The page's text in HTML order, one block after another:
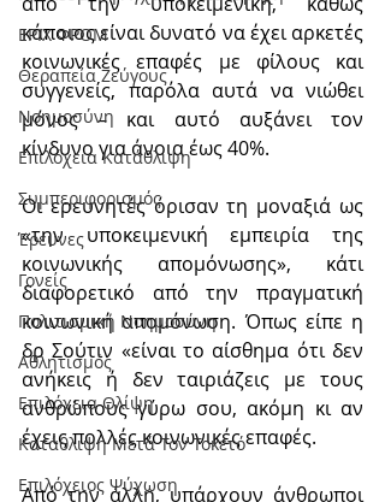
ΕΡΙΧ ΦΡΟΜ
Θεραπεία Ζεύγους
Νοημοσύνη
Επιλόχεια Κατάθλιψη
Συμπεριφορισμός
Έρευνες
Γονείς
Πολιτισμική Nοημοσύνη
Αθλητισμός
Επιλόχεια Θλίψη
Κατάθλιψη Μετά Τον Τοκετό
Επιλόχειος Ψύχωση
κάποιος είναι δυνατό να έχει αρκετές
κοινωνικές επαφές με φίλους και
συγγενείς, παρόλα αυτά να νιώθει
μόνος – και αυτό αυξάνει τον
κίνδυνο για άνοια έως 40%.
Οι ερευνητές όρισαν τη μοναξιά ως
«την υποκειμενική εμπειρία της
κοινωνικής απομόνωσης», κάτι
διαφορετικό από την πραγματική
κοινωνική απομόνωση. Όπως είπε η
δρ Σούτιν «είναι το αίσθημα ότι δεν
ανήκεις ή δεν ταιριάζεις με τους
ανθρώπους γύρω σου, ακόμη κι αν
έχεις πολλές κοινωνικές επαφές.
Από την άλλη, υπάρχουν άνθρωποι